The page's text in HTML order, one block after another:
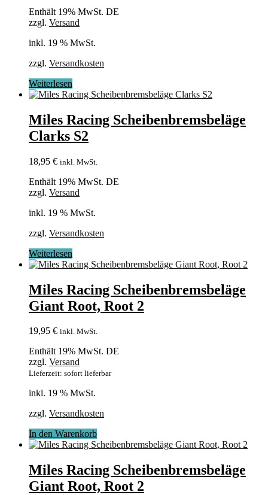
Enthält 19% MwSt. DE
zzgl. Versand
inkl. 19 % MwSt.
zzgl. Versandkosten
Weiterlesen
Miles Racing Scheibenbremsbeläge
Clarks S2
18,95 € inkl. MwSt.
Enthält 19% MwSt. DE
zzgl. Versand
inkl. 19 % MwSt.
zzgl. Versandkosten
Weiterlesen
Miles Racing Scheibenbremsbeläge
Giant Root, Root 2
19,95 € inkl. MwSt.
Enthält 19% MwSt. DE
zzgl. Versand
Lieferzeit: sofort lieferbar
inkl. 19 % MwSt.
zzgl. Versandkosten
In den Warenkorb
Miles Racing Scheibenbremsbeläge
Giant Root, Root 2